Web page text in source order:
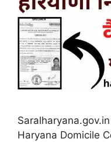
Haryana Domicile